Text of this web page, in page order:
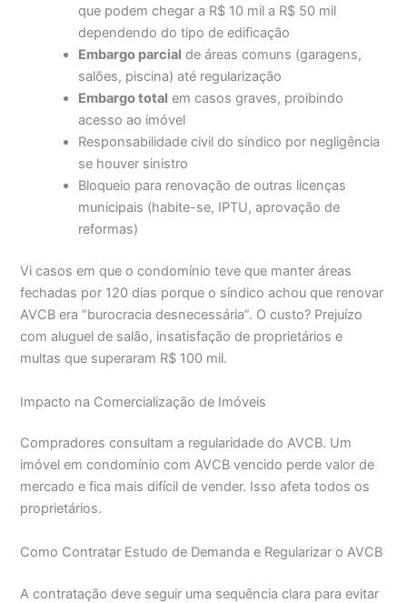
que podem chegar a R$ 10 mil a R$ 50 mil
dependendo do tipo de edificação
Embargo parcial de áreas comuns (garagens,
salões, piscina) até regularização
Embargo total em casos graves, proibindo
acesso ao imóvel
Responsabilidade civil do síndico por negligência
se houver sinistro
Bloqueio para renovação de outras licenças
municipais (habite-se, IPTU, aprovação de
reformas)
Vi casos em que o condomínio teve que manter áreas
fechadas por 120 dias porque o síndico achou que renovar
AVCB era “burocracia desnecessária”. O custo? Prejuízo
com aluguel de salão, insatisfação de proprietários e
multas que superaram R$ 100 mil.
Impacto na Comercialização de Imóveis
Compradores consultam a regularidade do AVCB. Um
imóvel em condomínio com AVCB vencido perde valor de
mercado e fica mais difícil de vender. Isso afeta todos os
proprietários.
Como Contratar Estudo de Demanda e Regularizar o AVCB
A contratação deve seguir uma sequência clara para evitar